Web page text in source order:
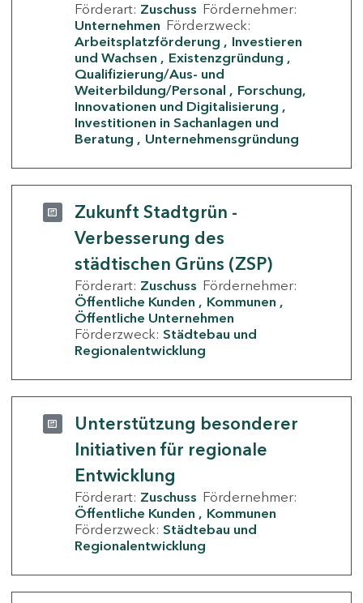
Förderart: Zuschuss Fördernehmer:
Unternehmen Förderzweck:
Arbeitsplatzförderung
Investieren
und Wachsen
Existenzgründung
Qualifizierung/Aus- und
Weiterbildung/Personal
Forschung,
Innovationen und Digitalisierung
Investitionen in Sachanlagen und
Beratung
Unternehmensgründung
Zukunft Stadtgrün -
Verbesserung des
städtischen Grüns (ZSP)
Förderart: Zuschuss Fördernehmer:
Öffentliche Kunden
Kommunen
Öffentliche Unternehmen
Förderzweck: Städtebau und
Regionalentwicklung
Unterstützung besonderer
Initiativen für regionale
Entwicklung
Förderart: Zuschuss Fördernehmer:
Öffentliche Kunden
Kommunen
Förderzweck: Städtebau und
Regionalentwicklung